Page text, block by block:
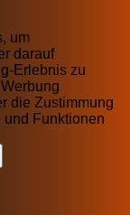
um
darauf
Erlebnis zu
die Zustimmung
und Funktionen